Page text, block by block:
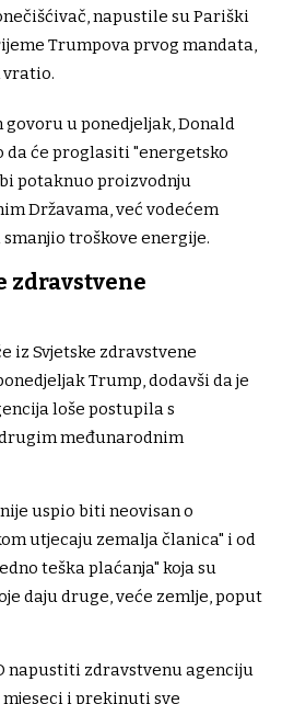
napustile su Pariški
Trumpova prvog mandata,
vratio.
u ponedjeljak, Donald
da će proglasiti "energetsko
potaknuo proizvodnju
Državama, već vodećem
troškove energije.
zdravstvene
iz Svjetske zdravstvene
Trump, dodavši da je
loše postupila s
međunarodnim
uspio biti neovisan o
utjecaju zemalja članica" i od
teška plaćanja" koja su
daju druge, veće zemlje, poput
napustiti zdravstvenu agenciju
mjeseci i prekinuti sve